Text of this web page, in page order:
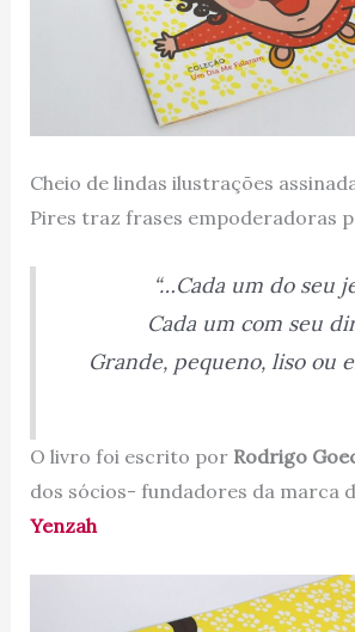
Cheio de lindas ilustrações
Pires traz frases empoderadoras
“…Cada um do seu
Cada um com seu
Grande, pequeno, liso ou
O livro foi escrito por Rodrigo
dos sócios- fundadores da marca
Yenzah